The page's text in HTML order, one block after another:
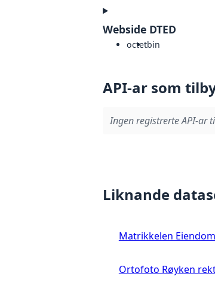
Webside DTED
octetbin
API-ar som
Ingen registrerte API-ar
Liknande
Matrikkelen
Ortofoto Røyken